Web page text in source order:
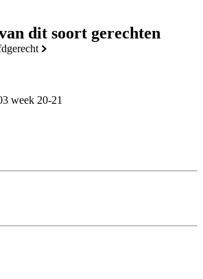
dit soort gerechten
week 20-21